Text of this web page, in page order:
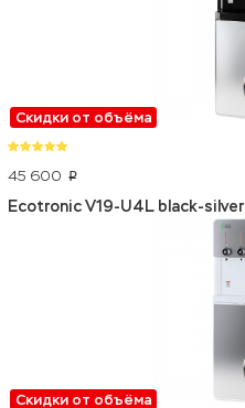
Скидки от объёма
45 600 p
Ecotronic V19-U4L black-silver
Скидки от объёма